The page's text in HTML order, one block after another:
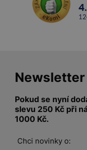
Newsletter
Pokud se nyní
slevu 250 Kč při
1000 Kč.
Chci novinky o: